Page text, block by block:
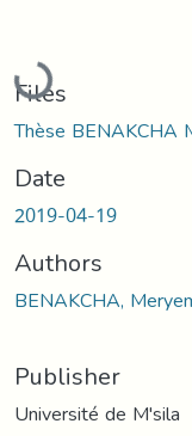
Loading...
Files
Thèse BENAKCHA
Date
2019-04-19
Authors
BENAKCHA,
Publisher
Université de M'sila